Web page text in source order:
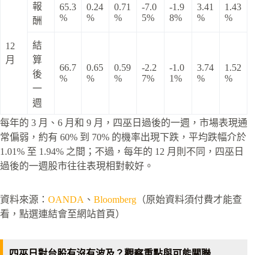
12
月
報
酬
65.3
%
0.24
%
0.71
%
-7.0
5%
-1.9
8%
3.41
%
1.43
%
結
算
後
一
週
66.7
%
0.65
%
0.59
%
-2.2
7%
-1.0
1%
3.74
%
1.52
%
每年的 3 月、6 月和 9 月，四巫日過後的一週，市場表現通
常偏弱，約有 60% 到 70% 的機率出現下跌，平均跌幅介於
1.01% 至 1.94% 之間；不過，每年的 12 月則不同，四巫日
過後的一週股市往往表現相對較好。
資料來源： OANDA 、 Bloomberg （原始資料須付費才能查
看，點選連結會至網站首頁）